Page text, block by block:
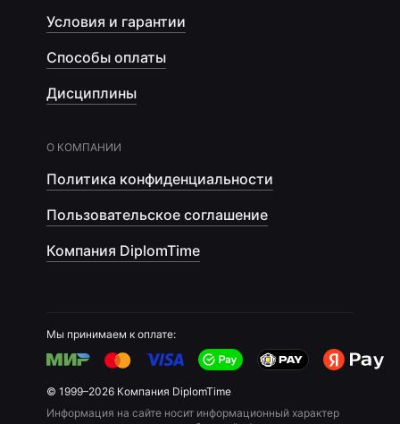
Условия и гарантии
Способы оплаты
Дисциплины
О КОМПАНИИ
Политика конфиденциальности
Пользовательское соглашение
Компания DiplomTime
Мы принимаем к оплате:
© 1999–2026 Компания DiplomTime
Информация на сайте носит информационный характер